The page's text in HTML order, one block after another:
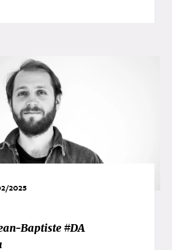
2025
Baptiste #DA